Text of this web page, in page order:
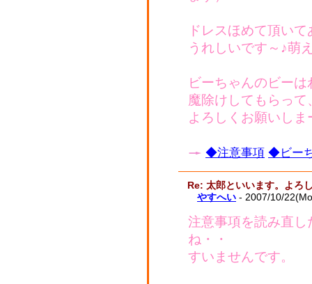
ドレスほめて頂い
うれしいです～♪萌
ビーちゃんのビー
魔除けしてもらっ
よろしくお願いしま
◆注意事項 ◆ビー
Re: 太郎といいます。よろ
やすへい - 2007/10/
注意事項を読み直
ね・・
すいませんです。